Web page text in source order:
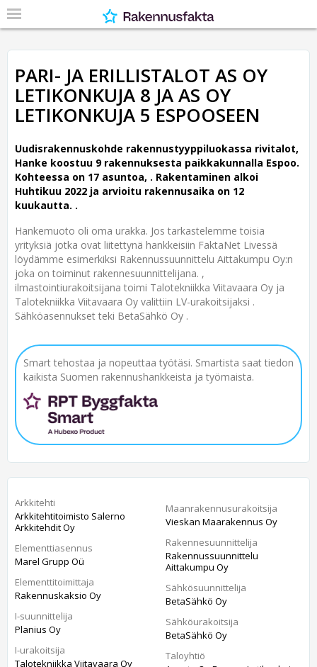
PARI- JA ERILLISTALOT AS OY
LETIKONKUJA 8 JA AS OY
LETIKONKUJA 5 ESPOOSEEN
Uudisrakennuskohde rakennustyyppiluokassa rivitalot,
Hanke koostuu 9 rakennuksesta paikkakunnalla Espoo.
Kohteessa on 17 asuntoa, . Rakentaminen alkoi
Huhtikuu 2022 ja arvioitu rakennusaika on 12
kuukautta. .
Hankemuoto oli oma urakka. Jos tarkastelemme toisia
yrityksiä jotka ovat liitettynä hankkeisiin FaktaNet Livessä
löydämme esimerkiksi Rakennussuunnittelu Aittakumpu Oy:n
joka on toiminut rakennesuunnittelijana. ,
ilmastointiurakoitsijana toimi Talotekniikka Viitavaara Oy ja
Talotekniikka Viitavaara Oy valittiin LV-urakoitsijaksi .
Sähköasennukset teki BetaSähkö Oy .
Smart tehostaa ja nopeuttaa työtäsi. Smartista saat tiedon
kaikista Suomen rakennushankkeista ja työmaista.
Arkkitehti
Arkkitehtitoimisto Salerno
Arkkitehdit Oy
Elementtiasennus
Marel Grupp Oü
Elementtitoimittaja
Rakennuskaksio Oy
I-suunnittelija
Planius Oy
I-urakoitsija
Talotekniikka Viitavaara Oy
Maanrakennusurakoitsija
Vieskan Maarakennus Oy
Rakennesuunnittelija
Rakennussuunnittelu
Aittakumpu Oy
Sähkösuunnittelija
BetaSähkö Oy
Sähköurakoitsija
BetaSähkö Oy
Taloyhtiö